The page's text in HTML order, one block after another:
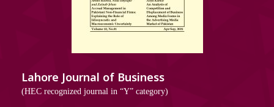
Lahore Journal of Business
(HEC recognized journal in “Y” category)